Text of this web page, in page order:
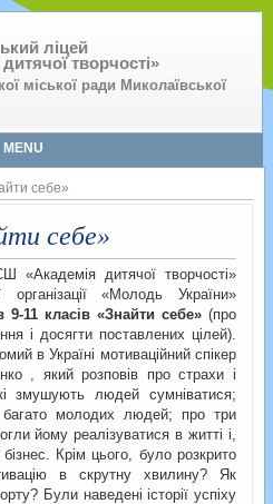
ліцей
творчості»
міської ради Миколаївської
MENU
себе»
себе»
дитячої творчості»
організації «Молодь України»
9-11 класів «Знайти себе»(про
і досягти поставлених цілей).
в Україні мотиваційний спікер
, який розповів про страхи і
змушують людей сумніватися;
багато молодих людей; про три
йому реалізуватися в житті і,
Крім цього, було розкрито
в скрутну хвилину? Як
Були наведені історії успіху